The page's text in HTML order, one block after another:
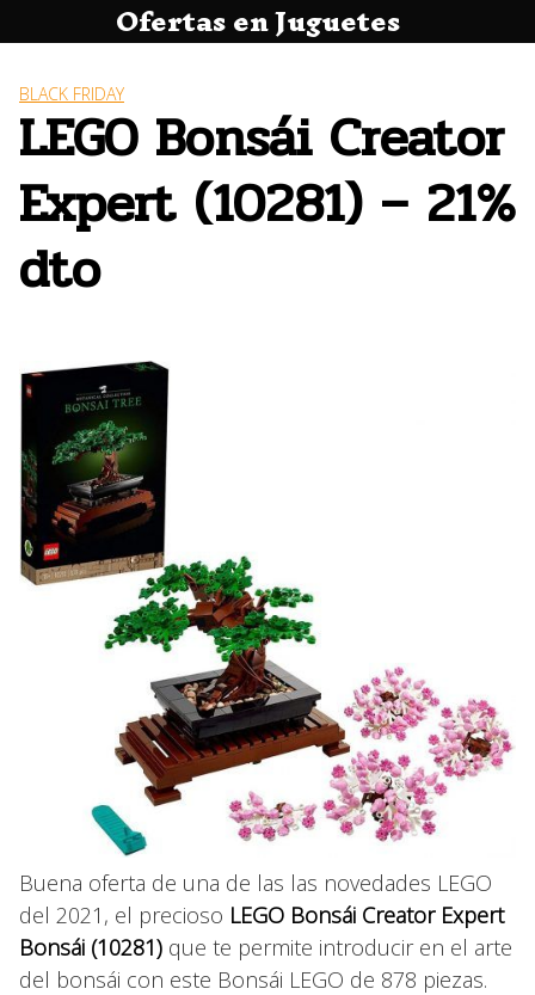
al
Ofertas en Juguetes
BLACK FRIDAY
LEGO Bonsái Creator
Expert (10281) – 21%
dto
Buena oferta de una de las las novedades LEGO
del 2021, el precioso LEGO Bonsái Creator Expert
Bonsái (10281) que te permite introducir en el arte
del bonsái con este Bonsái LEGO de 878 piezas.